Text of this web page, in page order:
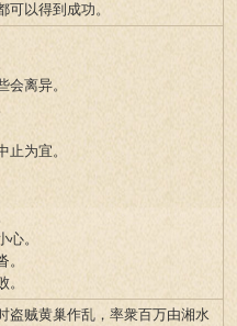
可以得到成功。
会离异。
止为宜。
心。
。
。
盗贼黄巢作乱，率衆百万由湘水